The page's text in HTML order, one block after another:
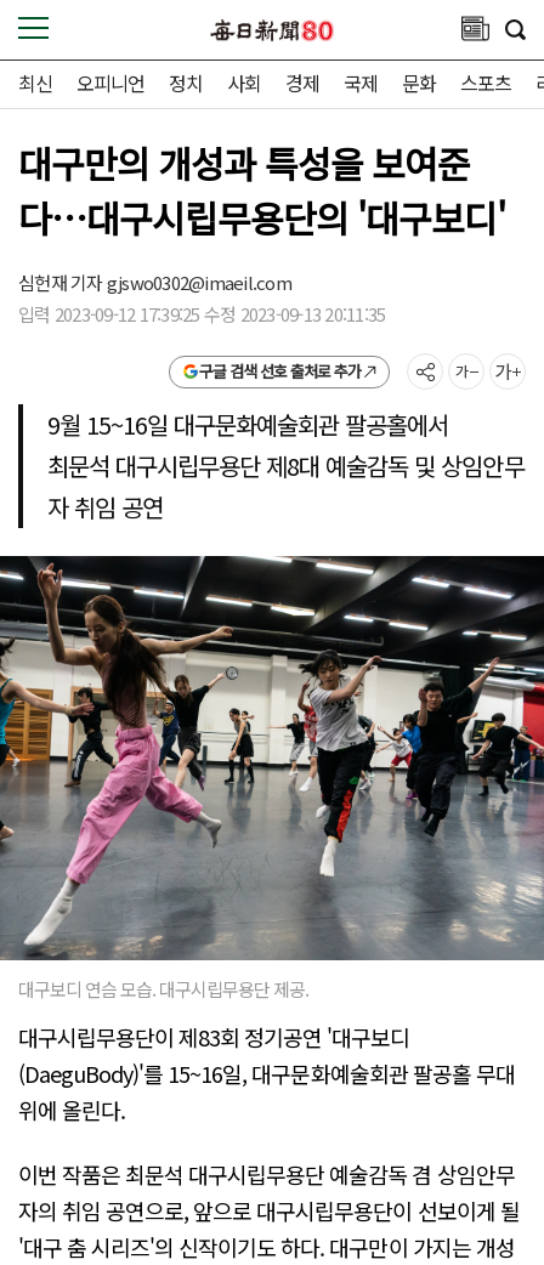
최신 오피니언 정치 사회 경제 국제 문화 스포츠
대구만의 개성과 특성을 보여준
다…대구시립무용단의 '대구보디'
심헌재 기자gjswo0302@imaeil.com
입력 2023-09-12 17:39:25 수정 2023-09-13 20:11:35
구글 검색 선호 출처로 추가
9월 15~16일 대구문화예술회관 팔공홀에서
최문석 대구시립무용단 제8대 예술감독 및 상임안무
자 취임 공연
대구보디 연슴 모습. 대구시립무용단 제공.
대구시립무용단이 제83회 정기공연 '대구보디
(DaeguBody)'를 15~16일, 대구문화예술회관 팔공홀 무대
위에 올린다.
이번 작품은 최문석 대구시립무용단 예술감독 겸 상임안무
자의 취임 공연으로, 앞으로 대구시립무용단이 선보이게 될
'대구 춤 시리즈'의 신작이기도 하다. 대구만이 가지는 개성